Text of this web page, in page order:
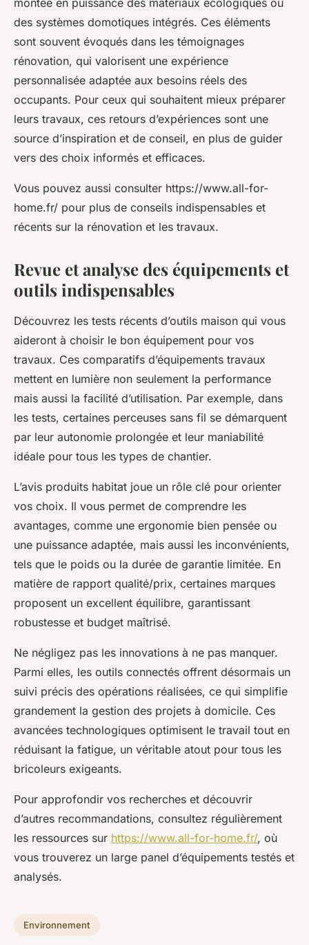
montée en puissance des matériaux écologiques ou
des systèmes domotiques intégrés. Ces éléments
sont souvent évoqués dans les témoignages
rénovation, qui valorisent une expérience
personnalisée adaptée aux besoins réels des
occupants. Pour ceux qui souhaitent mieux préparer
leurs travaux, ces retours d’expériences sont une
source d’inspiration et de conseil, en plus de guider
vers des choix informés et efficaces.
Vous pouvez aussi consulter https://www.all-for-
home.fr/ pour plus de conseils indispensables et
récents sur la rénovation et les travaux.
Revue et analyse des équipements et
outils indispensables
Découvrez les tests récents d’outils maison qui vous
aideront à choisir le bon équipement pour vos
travaux. Ces comparatifs d’équipements travaux
mettent en lumière non seulement la performance
mais aussi la facilité d’utilisation. Par exemple, dans
les tests, certaines perceuses sans fil se démarquent
par leur autonomie prolongée et leur maniabilité
idéale pour tous les types de chantier.
L’avis produits habitat joue un rôle clé pour orienter
vos choix. Il vous permet de comprendre les
avantages, comme une ergonomie bien pensée ou
une puissance adaptée, mais aussi les inconvénients,
tels que le poids ou la durée de garantie limitée. En
matière de rapport qualité/prix, certaines marques
proposent un excellent équilibre, garantissant
robustesse et budget maîtrisé.
Ne négligez pas les innovations à ne pas manquer.
Parmi elles, les outils connectés offrent désormais un
suivi précis des opérations réalisées, ce qui simplifie
grandement la gestion des projets à domicile. Ces
avancées technologiques optimisent le travail tout en
réduisant la fatigue, un véritable atout pour tous les
bricoleurs exigeants.
Pour approfondir vos recherches et découvrir
d’autres recommandations, consultez régulièrement
les ressources sur https://www.all-for-home.fr/, où
vous trouverez un large panel d’équipements testés et
analysés.
Environnement